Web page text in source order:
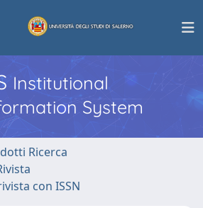
Institutional
System
Ricerca
con ISSN